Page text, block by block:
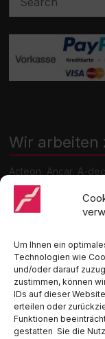
Um Ihnen ein
Technologien wie
und/oder darauf
zustimmen, können
IDs auf dieser
erteilen oder
Funktionen
gestatten Sie die
Wir arbeiten
Acteon, Ancar, A-
Cattani, Chirana,
Medentex, Melag,
Hygiene, Ritter,
Ambident